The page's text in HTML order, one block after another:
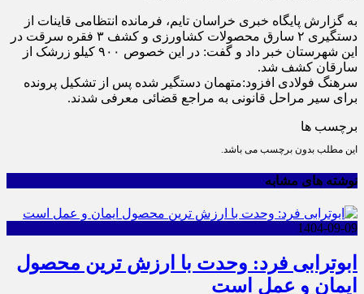
به گزارش پایگاه خبری خراسان تایم، فرمانده انتظامی قاینات از
دستگیری ۲ سارق محصولات کشاورزی و کشف ۳ فقره سرقت در
این شهرستان خبر داد و گفت: در این خصوص ۹۰۰ کیلو زرشک از
سارقان کشف شد.
سرهنگ فولادی افزود:متهمان دستگیر شده پس از تشکیل پرونده
برای سیر مراحل قانونی به مراجع قضائی معرفی شدند.
برچسب ها
این مطلب بدون برچسب می باشد.
نوشته های مشابه
1404-09-09
ابوترابی فرد: وحدت با ارزش ترین محصول
ایمان و عمل است